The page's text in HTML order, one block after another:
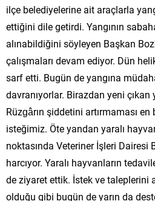
ilçe belediyelerine ait araçlarla
ettiğini dile getirdi. Yangının
alınabildiğini söyleyen Başkan
çalışmaları devam ediyor. Dün
sarf etti. Bugün de yangına
davranıyorlar. Birazdan yeni
Rüzgârın şiddetini artırmaması
isteğimiz. Öte yandan yaralı
noktasında Veteriner İşleri Dairesi
harcıyor. Yaralı hayvanların
de ziyaret ettik. İstek ve taleplerini
olduğu gibi bugün de yarın da